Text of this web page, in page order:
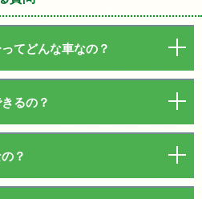
てどんな車なの？
るの？
？